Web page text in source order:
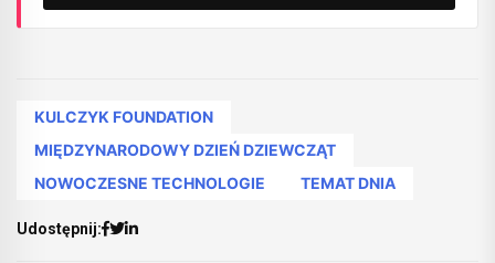
KULCZYK FOUNDATION
MIĘDZYNARODOWY DZIEŃ DZIEWCZĄT
NOWOCZESNE TECHNOLOGIE
TEMAT DNIA
Udostępnij: